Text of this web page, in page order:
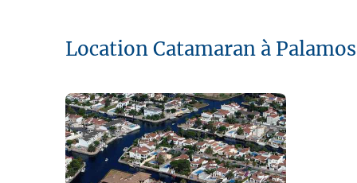
Location Catamaran à Palamos